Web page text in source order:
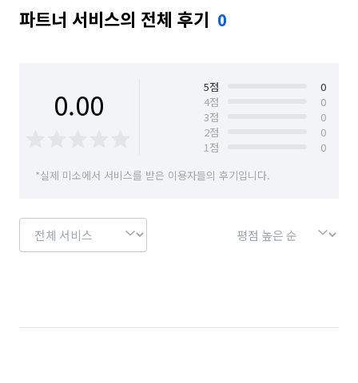
파트너 서비스의 전체 후기 0
0.00 5점
0
4점
0
3점
0
2점
0
1점
0
*실제 미소에서 서비스를 받은 이용자들의 후기입니다.